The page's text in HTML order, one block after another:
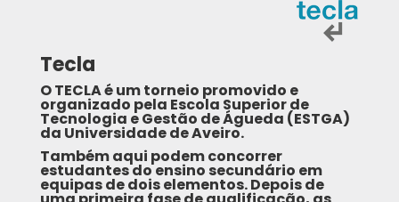
Tecla
O TECLA é um torneio promovido e
organizado pela Escola Superior de
Tecnologia e Gestão de Águeda (ESTGA)
da Universidade de Aveiro.
Também aqui podem concorrer
estudantes do ensino secundário em
equipas de dois elementos. Depois de